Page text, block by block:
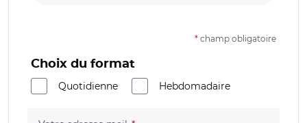
* champ obligatoire
Choix du format
Quotidienne
Hebdomadaire